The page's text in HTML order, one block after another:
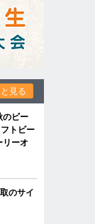
見る
のビー
トビー
リーオ
のサイ